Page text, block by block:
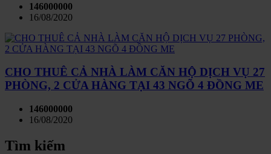
146000000
16/08/2020
CHO THUÊ CẢ NHÀ LÀM CĂN HỘ DỊCH VỤ 27
PHÒNG, 2 CỬA HÀNG TẠI 43 NGÕ 4 ĐỒNG ME
146000000
16/08/2020
Tìm kiếm